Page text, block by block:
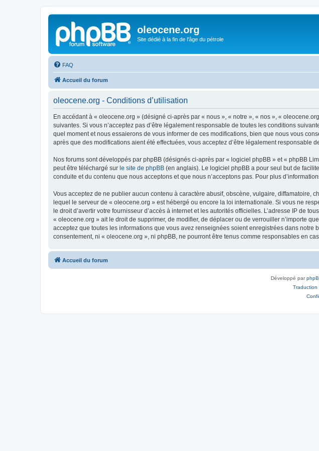
oleocene.org
Site dédié à la fin de l'âge du pétrole
FAQ
Accueil du forum
oleocene.org - Conditions d’utilisation
En accédant à « oleocene.org » (désigné ci-après par « nous », « notre », « nos », «
suivantes. Si vous n’acceptez pas d’être légalement responsable de toutes les conditions
quel moment et nous essaierons de vous informer de ces modifications, bien que nous vous
après que des modifications aient été effectuées, vous acceptez d’être légalement responsable
Nos forums sont développés par phpBB (désignés ci-après par « logiciel phpBB » et « phpBB
peut être téléchargé sur le site de phpBB (en anglais). Le logiciel phpBB a pour seul but de
conduite et du contenu que nous acceptons et que nous n’acceptons pas. Pour plus
Vous acceptez de ne publier aucun contenu à caractère abusif, obscène, vulgaire,
lequel le serveur de « oleocene.org » est hébergé ou encore la loi internationale. Si vous ne
le droit d’avertir votre fournisseur d’accès à internet et les autorités officielles. L’adresse IP de
« oleocene.org » ait le droit de supprimer, de modifier, de déplacer ou de verrouiller n’importe
acceptez que toutes les informations que vous avez renseignées soient enregistrées dans
consentement, ni « oleocene.org », ni phpBB, ne pourront être tenus comme responsables en
Accueil du forum
Développé par
Traduction